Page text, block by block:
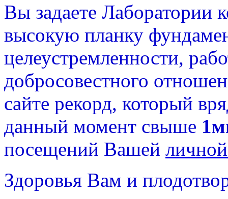
Вы задаете Лаборатории
высокую планку
целеустремленности,
добросовестного
сайте рекорд, который
данный момент свыше
посещений Вашей
Здоровья Вам и